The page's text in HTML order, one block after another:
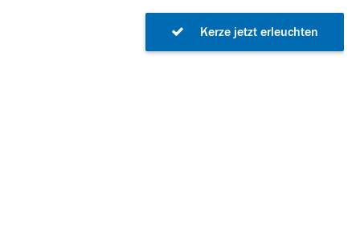
Kerze jetzt erleuchten